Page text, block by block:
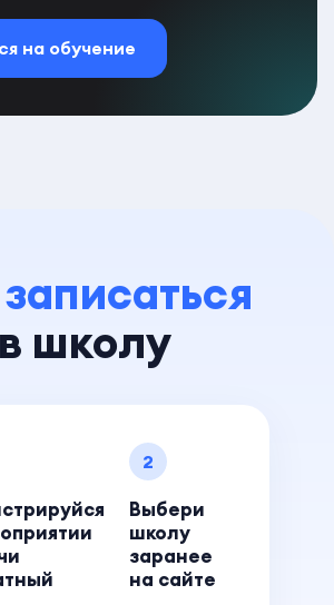
на обучение
в школу
2
Выбери
школу
заранее
на сайте